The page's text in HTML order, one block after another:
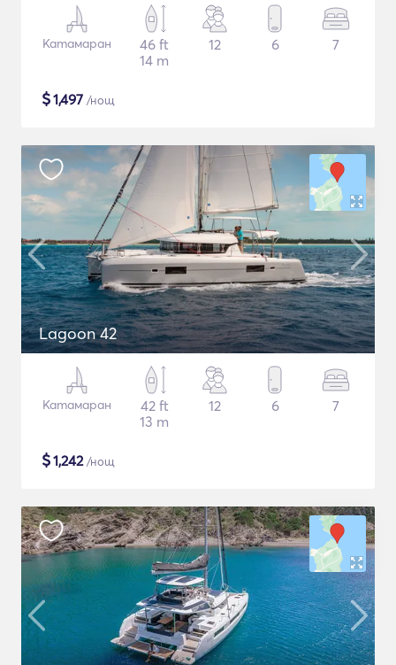
Катамаран
46 ft
14 m
12 6 7
$1,497 /нощ
Lagoon 42
Катамаран
42 ft
13 m
12 6 7
$1,242/нощ